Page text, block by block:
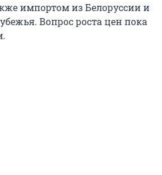
импортом из Белоруссии и
Вопрос роста цен пока